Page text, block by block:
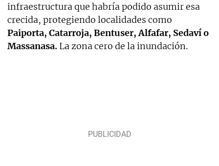
infraestructura que habría podido asumir esa
crecida, protegiendo localidades como
Paiporta, Catarroja, Bentuser, Alfafar, Sedaví o
Massanasa. La zona cero de la inundación.